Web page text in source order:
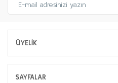
ÜYELİK
SAYFALAR